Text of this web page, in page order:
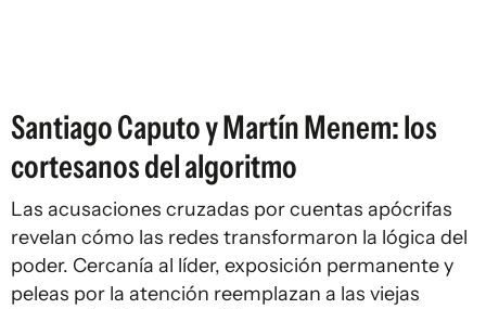
Santiago Caputo y Martín Menem: los
cortesanos del algoritmo
Las acusaciones cruzadas por cuentas apócrifas
revelan cómo las redes transformaron la lógica del
poder. Cercanía al líder, exposición permanente y
peleas por la atención reemplazan a las viejas